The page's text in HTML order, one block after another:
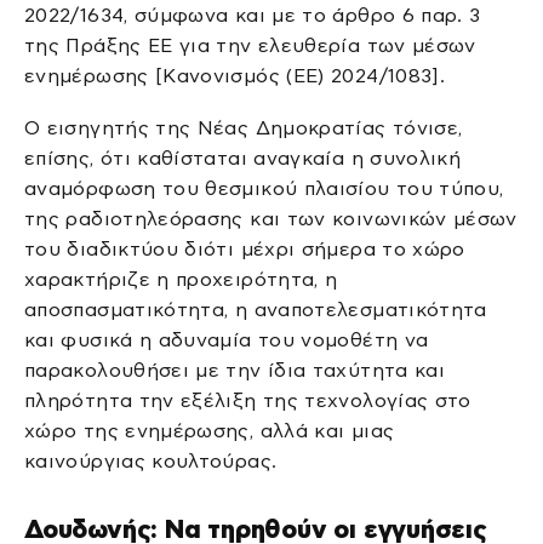
2022/1634, σύμφωνα και με το άρθρο 6 παρ. 3
της Πράξης ΕΕ για την ελευθερία των μέσων
ενημέρωσης [Κανονισμός (ΕΕ) 2024/1083].
Ο εισηγητής της Νέας Δημοκρατίας τόνισε,
επίσης, ότι καθίσταται αναγκαία η συνολική
αναμόρφωση του θεσμικού πλαισίου του τύπου,
της ραδιοτηλεόρασης και των κοινωνικών μέσων
του διαδικτύου διότι μέχρι σήμερα το χώρο
χαρακτήριζε η προχειρότητα, η
αποσπασματικότητα, η αναποτελεσματικότητα
και φυσικά η αδυναμία του νομοθέτη να
παρακολουθήσει με την ίδια ταχύτητα και
πληρότητα την εξέλιξη της τεχνολογίας στο
χώρο της ενημέρωσης, αλλά και μιας
καινούργιας κουλτούρας.
Δουδωνής: Να τηρηθούν οι εγγυήσεις